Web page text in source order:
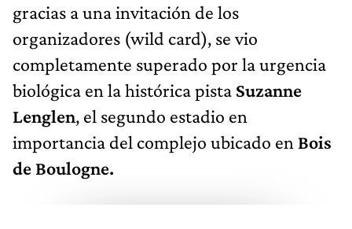
gracias a una invitación de los
organizadores (wild card), se vio
completamente superado por la urgencia
biológica en la histórica pista Suzanne
Lenglen, el segundo estadio en
importancia del complejo ubicado en Bois
de Boulogne.